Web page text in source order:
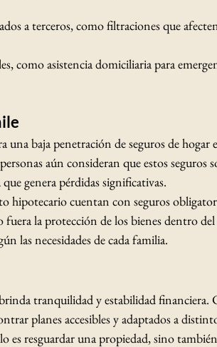
a terceros, como filtraciones que
como asistencia domiciliaria para
una baja penetración de seguros de hogar
aún consideran que estos seguros
genera pérdidas significativas.
hipotecario cuentan con seguros
la protección de los bienes dentro
las necesidades de cada familia.
tranquilidad y estabilidad financiera.
planes accesibles y adaptados a
es resguardar una propiedad, sino